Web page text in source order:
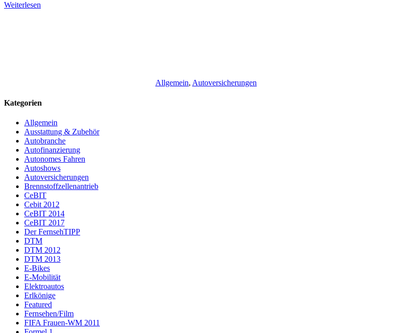
Weiterlesen
Allgemein, Autoversicherungen
Kategorien
Allgemein
Ausstattung & Zubehör
Autobranche
Autofinanzierung
Autonomes Fahren
Autoshows
Autoversicherungen
Brennstoffzellenantrieb
CeBIT
Cebit 2012
CeBIT 2014
CeBIT 2017
Der FernsehTIPP
DTM
DTM 2012
DTM 2013
E-Bikes
E-Mobilität
Elektroautos
Erlkönige
Featured
Fernsehen/Film
FIFA Frauen-WM 2011